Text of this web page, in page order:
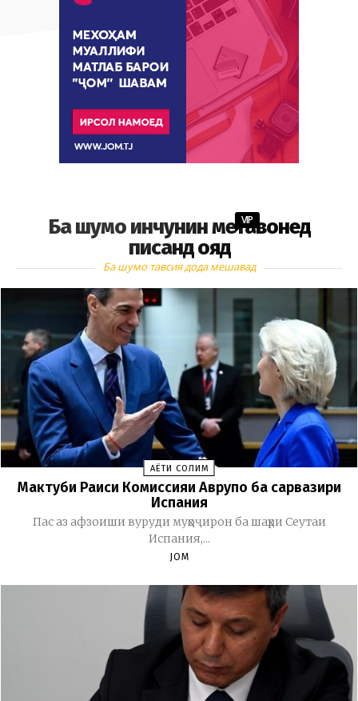
Ба шумо инчунин метавонед
писанд ояд
VIP
Ба шумо тавсия дода мешавад
ҲАЁТИ СОЛИМ
Мактуби Раиси Комиссияи Аврупо ба сарвазири
Испания
Пас аз афзоиши вуруди муҳоҷирон ба шаҳри Сеутаи
Испания,...
JOM